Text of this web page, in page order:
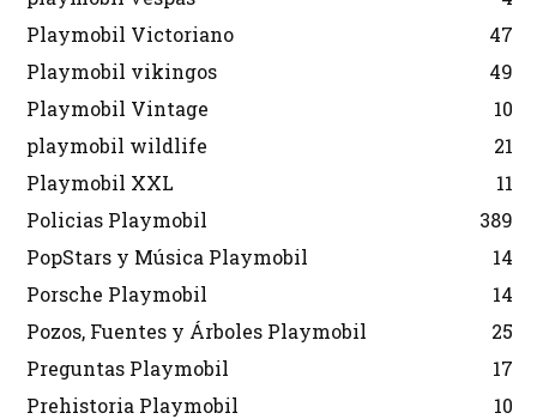
Playmobil Victoriano
47
Playmobil vikingos
49
Playmobil Vintage
10
playmobil wildlife
21
Playmobil XXL
11
Policias Playmobil
389
PopStars y Música Playmobil
14
Porsche Playmobil
14
Pozos, Fuentes y Árboles Playmobil
25
Preguntas Playmobil
17
Prehistoria Playmobil
10